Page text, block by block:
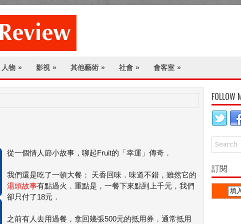
人物 » 影視 » 其他藝術 » 社會 » 會客室 »
從一個情人節小故事，聊起Fruit的「幸運」傳奇．
我們還是吃了一頓大餐： 天香回味．味道不錯，雖然它的
湯頭故事有點過火．重點是，一餐下來點到上千元，我們
卻只付了18元．
之前有人去用過餐，拿回幾張500元的抵用券．通常抵用
FOLLOW
訂閱